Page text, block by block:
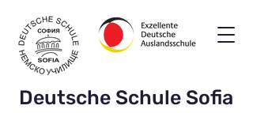
Deutsche Schule Sofia